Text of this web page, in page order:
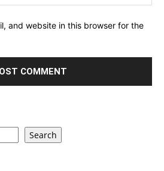
and website in this browser for the
Search